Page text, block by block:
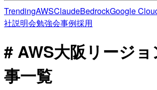
TrendingAWSClaudeBedrockGoogle
社説明会勉強会事例採用
# AWS大阪リージ
事一覧